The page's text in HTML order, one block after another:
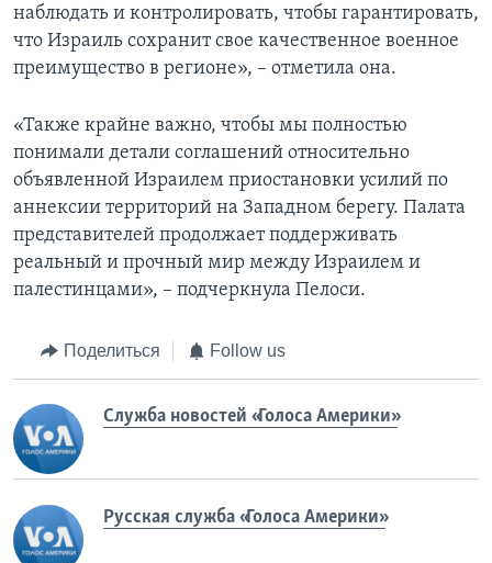
наблюдать и контролировать, чтобы гарантировать,
что Израиль сохранит свое качественное военное
преимущество в регионе», – отметила она.
«Также крайне важно, чтобы мы полностью
понимали детали соглашений относительно
объявленной Израилем приостановки усилий по
аннексии территорий на Западном берегу. Палата
представителей продолжает поддерживать
реальный и прочный мир между Израилем и
палестинцами», – подчеркнула Пелоси.
Поделиться Follow us
Служба новостей «Голоса Америки»
Русская служба «Голоса Америки»